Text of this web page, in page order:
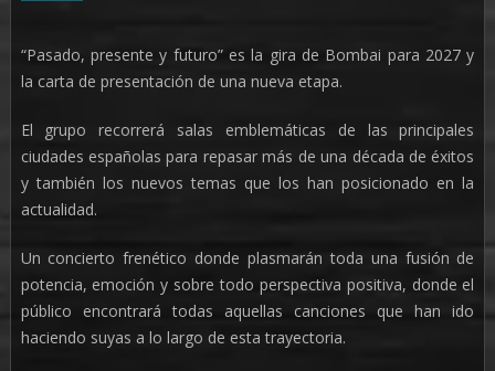
“Pasado, presente y futuro” es la gira de Bombai para 2027 y
la carta de presentación de una nueva etapa.
El grupo recorrerá salas emblemáticas de las principales
ciudades españolas para repasar más de una década de éxitos
y también los nuevos temas que los han posicionado en la
actualidad.
Un concierto frenético donde plasmarán toda una fusión de
potencia, emoción y sobre todo perspectiva positiva, donde el
público encontrará todas aquellas canciones que han ido
haciendo suyas a lo largo de esta trayectoria.